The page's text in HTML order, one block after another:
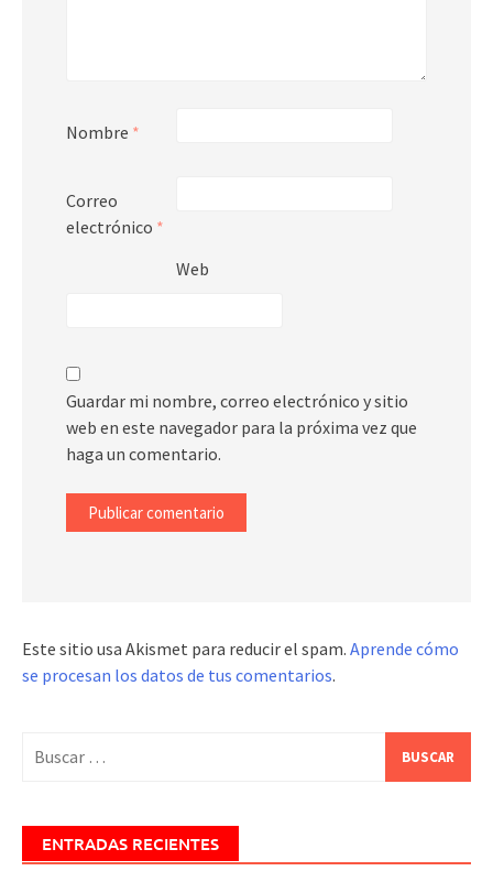
Nombre *
Correo
electrónico *
Web
Guardar mi nombre, correo electrónico y sitio
web en este navegador para la próxima vez que
haga un comentario.
Este sitio usa Akismet para reducir el spam. Aprende cómo
se procesan los datos de tus comentarios.
ENTRADAS RECIENTES